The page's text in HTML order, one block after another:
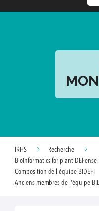
IRHS
Recherche
BioInformatics for plant
Composition de l'équipe BIDEFI
Anciens membres de l'équipe